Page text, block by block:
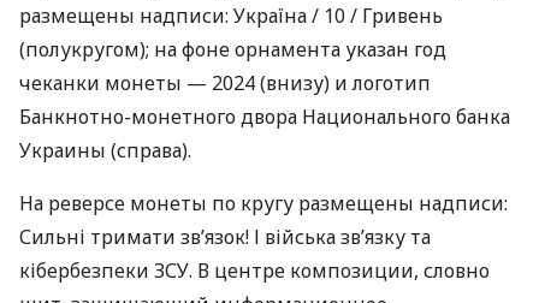
размещены надписи: Україна / 10 / Гривень
(полукругом); на фоне орнамента указан год
чеканки монеты — 2024 (внизу) и логотип
Банкнотно-монетного двора Национального банка
Украины (справа).
На реверсе монеты по кругу размещены надписи:
Сильні тримати зв’язок! І війська зв’язку та
кібербезпеки ЗСУ. В центре композиции, словно